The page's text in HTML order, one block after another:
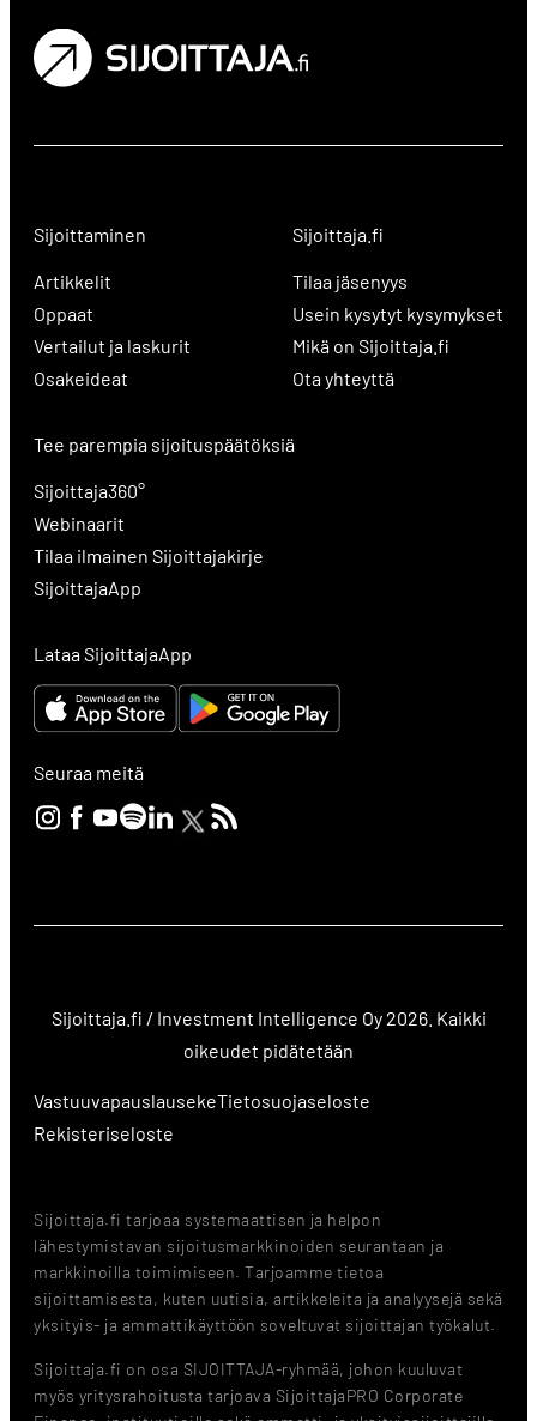
Sijoittaminen
Artikkelit
Oppaat
Vertailut ja laskurit
Osakeideat
Sijoittaja.fi
Tilaa jäsenyys
Usein kysytyt kysymykset
Mikä on Sijoittaja.fi
Ota yhteyttä
Tee parempia sijoituspäätöksiä
Sijoittaja360°
Webinaarit
Tilaa ilmainen Sijoittajakirje
SijoittajaApp
Lataa SijoittajaApp
Seuraa meitä
Sijoittaja.fi / Investment Intelligence Oy 2026. Kaikki
oikeudet pidätetään
VastuuvapauslausekeTietosuojaseloste
Rekisteriseloste
Sijoittaja.fi tarjoaa systemaattisen ja helpon
lähestymistavan sijoitusmarkkinoiden seurantaan ja
markkinoilla toimimiseen. Tarjoamme tietoa
sijoittamisesta, kuten uutisia, artikkeleita ja analyysejä sekä
yksityis- ja ammattikäyttöön soveltuvat sijoittajan työkalut.
Sijoittaja.fi on osa SIJOITTAJA-ryhmää, johon kuuluvat
myös yritysrahoitusta tarjoava SijoittajaPRO Corporate